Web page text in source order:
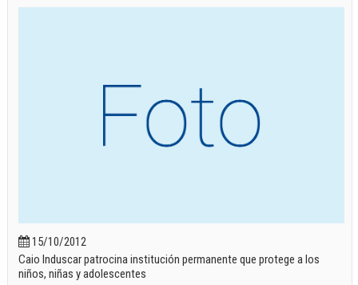
15/10/2012
Caio Induscar patrocina institución permanente que protege a los
niños, niñas y adolescentes